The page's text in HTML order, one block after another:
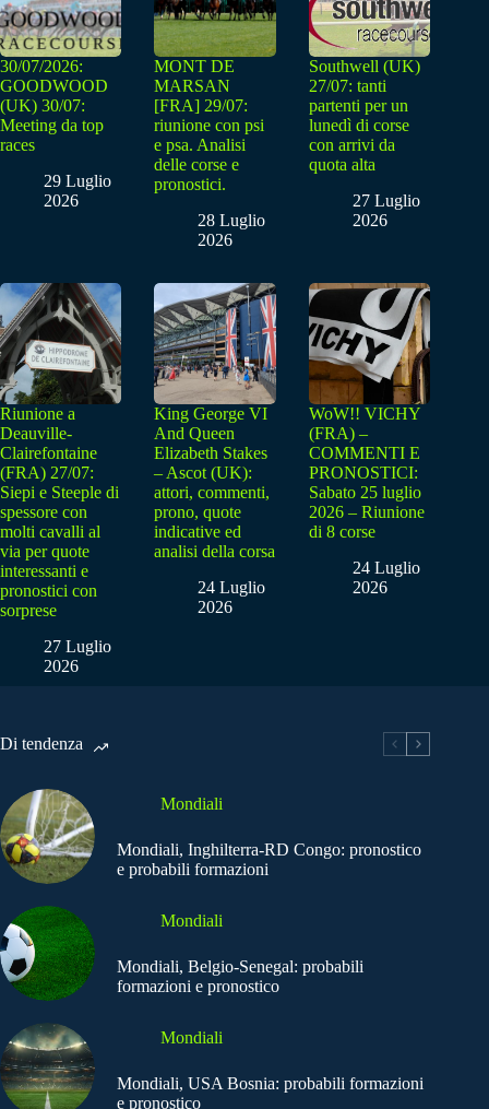
30/07/2026:
GOODWOOD
(UK) 30/07:
Meeting da top
races
29 Luglio
2026
MONT DE
MARSAN
[FRA] 29/07:
riunione con psi
e psa. Analisi
delle corse e
pronostici.
28 Luglio
2026
Southwell (UK)
27/07: tanti
partenti per un
lunedì di corse
con arrivi da
quota alta
27 Luglio
2026
Riunione a
Deauville-
Clairefontaine
(FRA) 27/07:
Siepi e Steeple di
spessore con
molti cavalli al
via per quote
interessanti e
pronostici con
sorprese
27 Luglio
2026
King George VI
And Queen
Elizabeth Stakes
– Ascot (UK):
attori, commenti,
prono, quote
indicative ed
analisi della corsa
24 Luglio
2026
WoW!! VICHY
(FRA) –
COMMENTI E
PRONOSTICI:
Sabato 25 luglio
2026 – Riunione
di 8 corse
24 Luglio
2026
Di tendenza
Mondiali
Mondiali, Inghilterra-RD Congo: pronostico
e probabili formazioni
Mondiali
Mondiali, Belgio-Senegal: probabili
formazioni e pronostico
Mondiali
Mondiali, USA Bosnia: probabili formazioni
e pronostico